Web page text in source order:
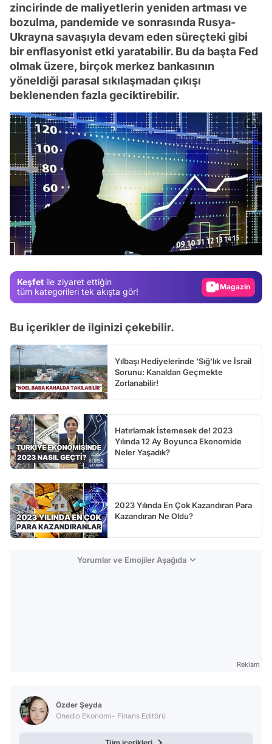
zincirinde de maliyetlerin yeniden artması ve
bozulma, pandemide ve sonrasında Rusya-
Ukrayna savaşıyla devam eden süreçteki gibi
bir enflasyonist etki yaratabilir. Bu da başta Fed
olmak üzere, birçok merkez bankasının
yöneldiği parasal sıkılaşmadan çıkışı
beklenenden fazla geciktirebilir.
Keşfet ile ziyaret ettiğin
tüm kategorileri tek akışta gör!
Video
Test
Gündem
Video
Bu içerikler de ilginizi çekebilir.
Yılbaşı Hediyelerinde 'Sığ'lık ve İsrail
Sorunu: Kanaldan Geçmekte
Zorlanabilir!
Hatırlamak İstemesek de! 2023
Yılında 12 Ay Boyunca Ekonomide
Neler Yaşadık?
2023 Yılında En Çok Kazandıran Para
Kazandıran Ne Oldu?
Yorumlar ve Emojiler Aşağıda
Reklam
Özder Şeyda
Onedio Ekonomi- Finans Editörü